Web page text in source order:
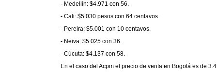
- Medellín: $4.971 con 56.
- Cali: $5.030 pesos con 64 centavos.
- Pereira: $5.001 con 10 centavos.
- Neiva: $5.025 con 36.
- Cúcuta: $4.137 con 58.
En el caso del Acpm el precio de venta en Bogotá es de